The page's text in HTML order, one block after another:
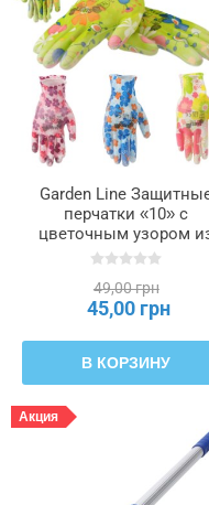
Garden Line
перчатки «10» с
цветочным узором
полиэстера, покрытые
49,00 грн
45,00 грн
В КОРЗИНУ
Акция